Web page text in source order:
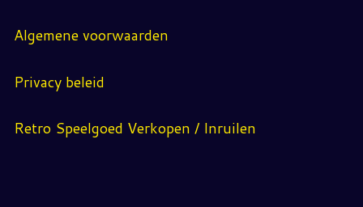
Algemene voorwaarden
Privacy beleid
Retro Speelgoed Verkopen / Inruilen